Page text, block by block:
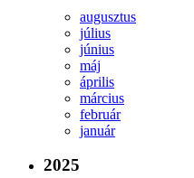
augusztus
július
június
máj
április
március
február
január
2025